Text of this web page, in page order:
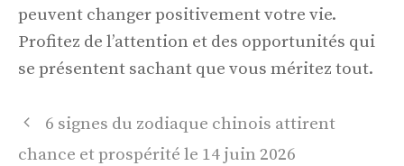
peuvent changer positivement votre vie.
Profitez de l’attention et des opportunités qui
se présentent sachant que vous méritez tout.
Navigation
des
6 signes du zodiaque chinois attirent
chance et prospérité le 14 juin 2026